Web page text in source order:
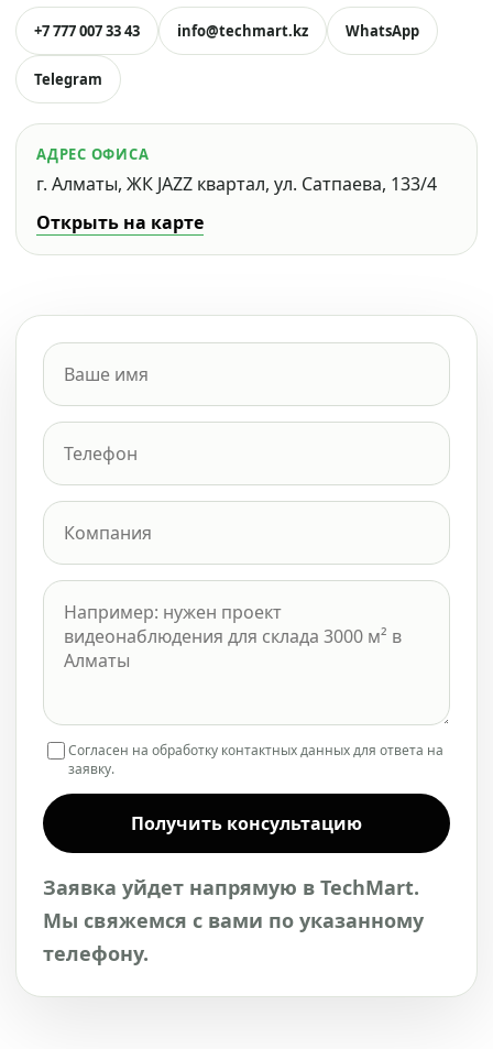
+7 777 007 33 43 info@techmart.kz WhatsApp
Telegram
АДРЕС ОФИСА
г. Алматы, ЖК JAZZ квартал, ул. Сатпаева, 133/4
Открыть на карте
Согласен на обработку контактных данных для ответа на
заявку.
Получить консультацию
Заявка уйдет напрямую в TechMart.
Мы свяжемся с вами по указанному
телефону.